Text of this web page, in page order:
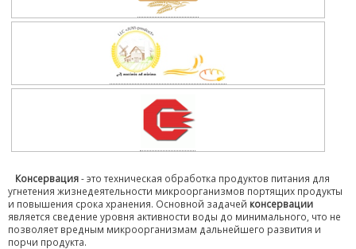
Консервация- это техническая обработка продуктов питания для
угнетения жизнедеятельности микроорганизмов портящих продукты
и повышения срока хранения. Основной задачей консервации
является сведение уровня активности воды до минимального, что не
позволяет вредным микроорганизмам дальнейшего развития и
порчи продукта.